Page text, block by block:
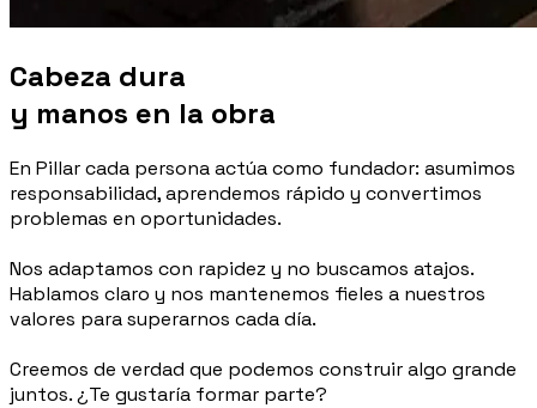
Cabeza dura
y manos en la obra
En Pillar cada persona actúa como fundador: asumimos
responsabilidad, aprendemos rápido y convertimos
problemas en oportunidades.
Nos adaptamos con rapidez y no buscamos atajos.
Hablamos claro y nos mantenemos fieles a nuestros
valores para superarnos cada día.
Creemos de verdad que podemos construir algo grande
juntos. ¿Te gustaría formar parte?